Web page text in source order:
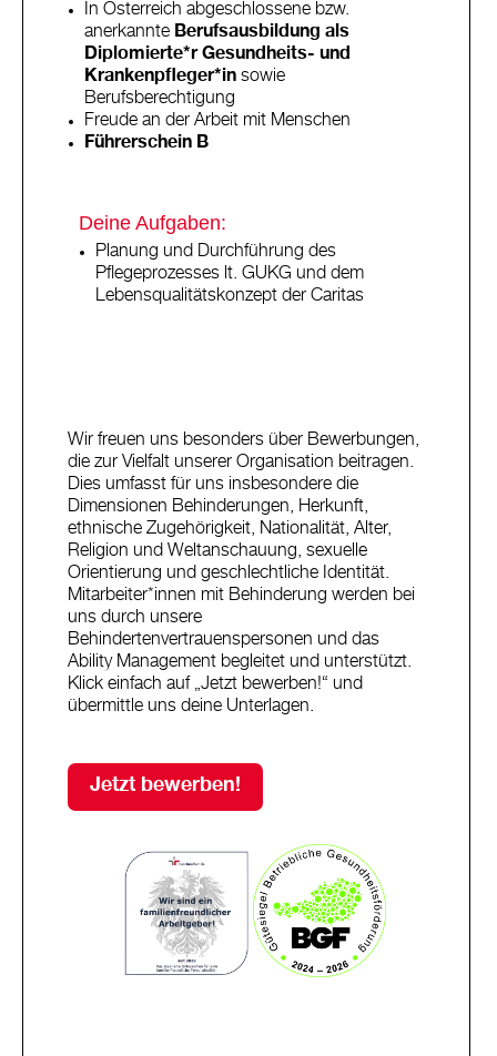
In Österreich abgeschlossene bzw.
anerkannte Berufsausbildung als
Diplomierte*r Gesundheits- und
Krankenpfleger*in sowie
Berufsberechtigung
Freude an der Arbeit mit Menschen
Führerschein B
Deine Aufgaben:
Planung und Durchführung des
Pflegeprozesses lt. GUKG und dem
Lebensqualitätskonzept der Caritas
Wir freuen uns besonders über Bewerbungen,
die zur Vielfalt unserer Organisation beitragen.
Dies umfasst für uns insbesondere die
Dimensionen Behinderungen, Herkunft,
ethnische Zugehörigkeit, Nationalität, Alter,
Religion und Weltanschauung, sexuelle
Orientierung und geschlechtliche Identität.
Mitarbeiter*innen mit Behinderung werden bei
uns durch unsere
Behindertenvertrauenspersonen und das
Ability Management begleitet und unterstützt.
Klick einfach auf „Jetzt bewerben!“ und
übermittle uns deine Unterlagen.
Jetzt bewerben!